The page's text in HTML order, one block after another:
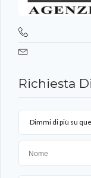
Richiesta
Dimmi di più su